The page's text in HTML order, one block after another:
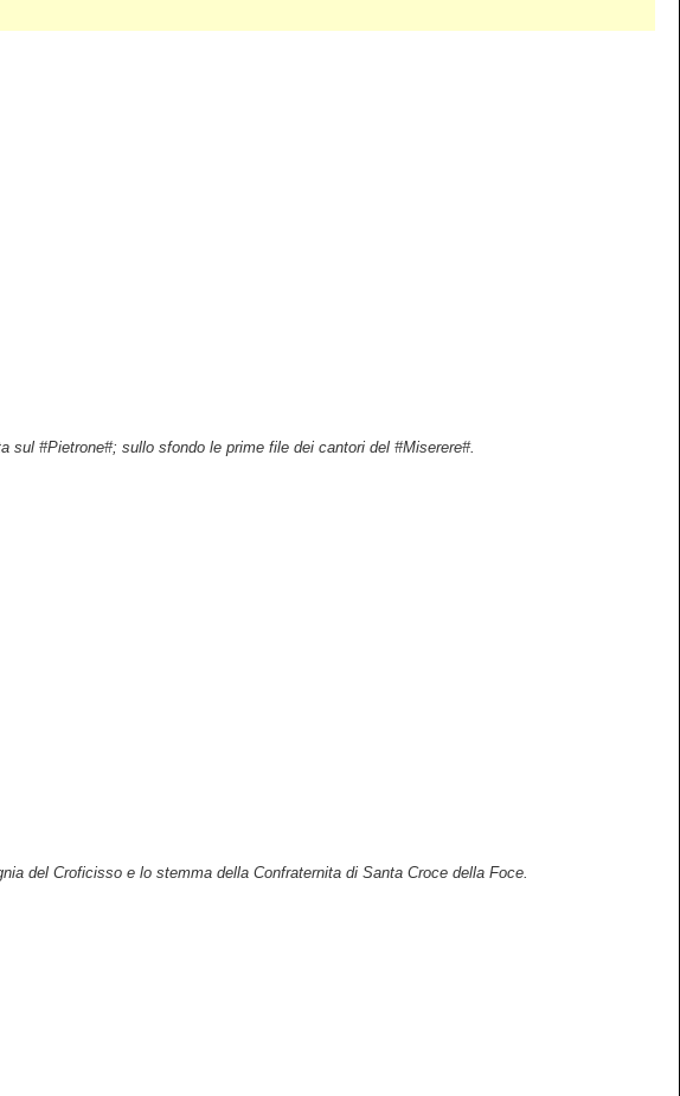
sul #Pietrone#; sullo sfondo le prime file dei cantori del #Miserere#.
del Croficisso e lo stemma della Confraternita di Santa Croce della Foce.